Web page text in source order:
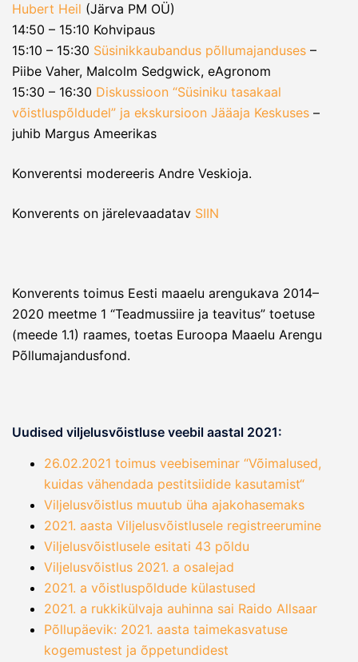
Hubert Heil (Järva PM OÜ)
14:50 – 15:10 Kohvipaus
15:10 – 15:30 Süsinikkaubandus põllumajanduses –
Piibe Vaher, Malcolm Sedgwick, eAgronom
15:30 – 16:30 Diskussioon “Süsiniku tasakaal
võistluspõldudel” ja ekskursioon Jääaja Keskuses –
juhib Margus Ameerikas
Konverentsi modereeris Andre Veskioja.
Konverents on järelevaadatav SIIN
Konverents toimus Eesti maaelu arengukava 2014–
2020 meetme 1 “Teadmussiire ja teavitus” toetuse
(meede 1.1) raames, toetas Euroopa Maaelu Arengu
Põllumajandusfond.
Uudised viljelusvõistluse veebil aastal 2021:
26.02.2021 toimus veebiseminar “Võimalused,
kuidas vähendada pestitsiidide kasutamist“
Viljelusvõistlus muutub üha ajakohasemaks
2021. aasta Viljelusvõistlusele registreerumine
Viljelusvõistlusele esitati 43 põldu
Viljelusvõistlus 2021. a osalejad
2021. a võistluspõldude külastused
2021. a rukkikülvaja auhinna sai Raido Allsaar
Põllupäevik: 2021. aasta taimekasvatuse
kogemustest ja õppetundidest